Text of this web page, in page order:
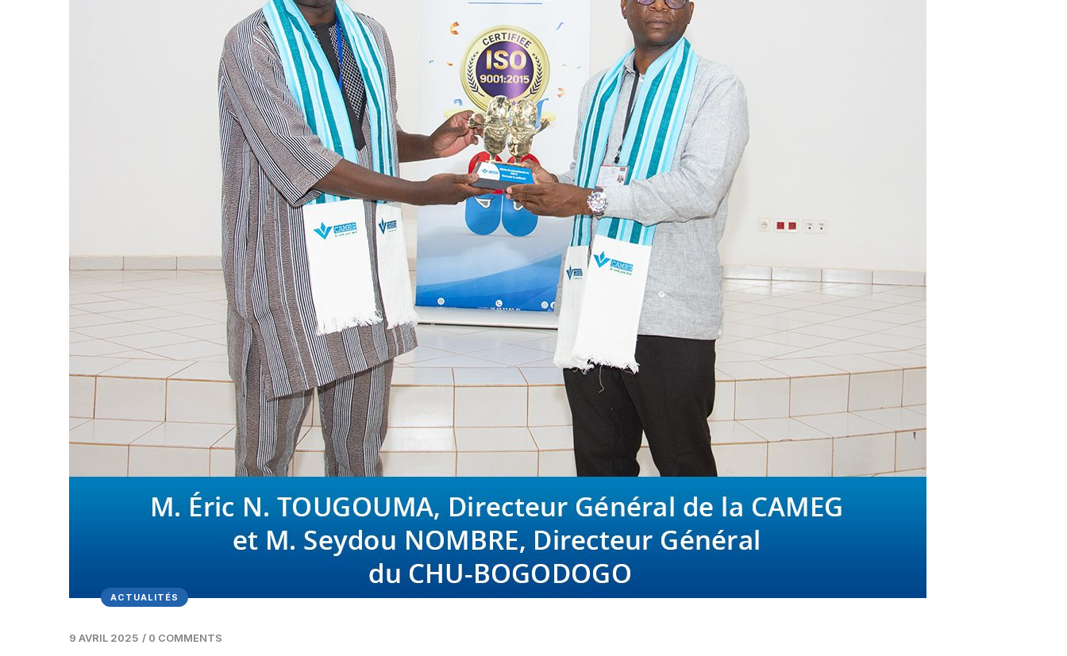
ACTUALITÉS
9 AVRIL 2025 / 0 COMMENTS